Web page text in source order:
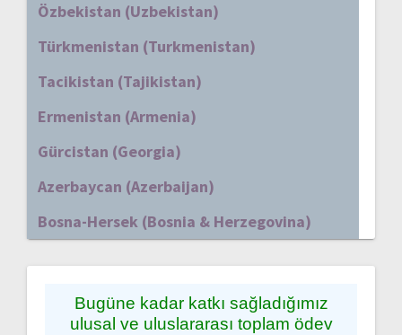
Özbekistan (Uzbekistan)
Türkmenistan (Turkmenistan)
Tacikistan (Tajikistan)
Ermenistan (Armenia)
Gürcistan (Georgia)
Azerbaycan (Azerbaijan)
Bosna-Hersek (Bosnia & Herzegovina)
Bugüne kadar katkı sağladığımız
ulusal ve uluslararası toplam ödev